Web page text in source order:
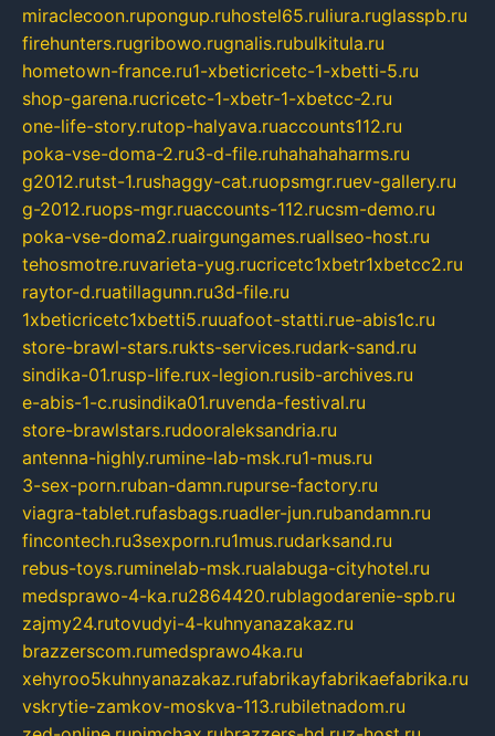
miraclecoon.rupongup.ruhostel65.ruliura.ruglasspb.ru
firehunters.rugribowo.rugnalis.rubulkitula.ru
hometown-france.ru1-xbeticricetc-1-xbetti-5.ru
shop-garena.rucricetc-1-xbetr-1-xbetcc-2.ru
one-life-story.rutop-halyava.ruaccounts112.ru
poka-vse-doma-2.ru3-d-file.ruhahahaharms.ru
g2012.rutst-1.rushaggy-cat.ruopsmgr.ruev-gallery.ru
g-2012.ruops-mgr.ruaccounts-112.rucsm-demo.ru
poka-vse-doma2.ruairgungames.ruallseo-host.ru
tehosmotre.ruvarieta-yug.rucricetc1xbetr1xbetcc2.ru
raytor-d.ruatillagunn.ru3d-file.ru
1xbeticricetc1xbetti5.ruuafoot-statti.rue-abis1c.ru
store-brawl-stars.rukts-services.rudark-sand.ru
sindika-01.rusp-life.rux-legion.rusib-archives.ru
e-abis-1-c.rusindika01.ruvenda-festival.ru
store-brawlstars.rudooraleksandria.ru
antenna-highly.rumine-lab-msk.ru1-mus.ru
3-sex-porn.ruban-damn.rupurse-factory.ru
viagra-tablet.rufasbags.ruadler-jun.rubandamn.ru
fincontech.ru3sexporn.ru1mus.rudarksand.ru
rebus-toys.ruminelab-msk.rualabuga-cityhotel.ru
medsprawo-4-ka.ru2864420.rublagodarenie-spb.ru
zajmy24.rutovudyi-4-kuhnyanazakaz.ru
brazzerscom.rumedsprawo4ka.ru
xehyroo5kuhnyanazakaz.rufabrikayfabrikaefabrika.ru
vskrytie-zamkov-moskva-113.rubiletnadom.ru